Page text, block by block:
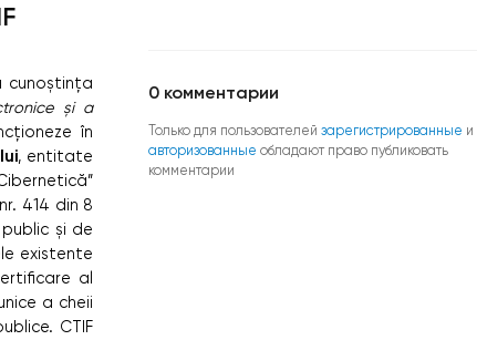
și a
în
, entitate
414 din 8
și de
existente
al
a cheii
CTIF
0 комментарии
Только для пользователей зарегистрированные и
авторизованные обладают право публиковать
комментарии